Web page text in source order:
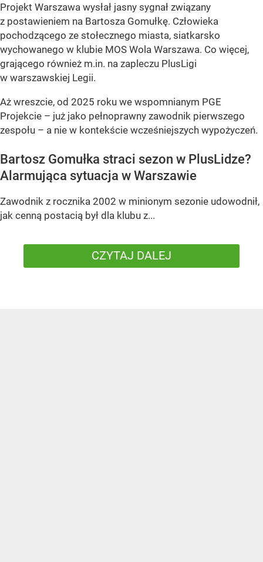
Projekt Warszawa wysłał jasny sygnał związany
z postawieniem na Bartosza Gomułkę. Człowieka
pochodzącego ze stołecznego miasta, siatkarsko
wychowanego w klubie MOS Wola Warszawa. Co więcej,
grającego również m.in. na zapleczu PlusLigi
w warszawskiej Legii.
Aż wreszcie, od 2025 roku we wspomnianym PGE
Projekcie – już jako pełnoprawny zawodnik pierwszego
zespołu – a nie w kontekście wcześniejszych wypożyczeń.
Bartosz Gomułka straci sezon w PlusLidze?
Alarmująca sytuacja w Warszawie
Zawodnik z rocznika 2002 w minionym sezonie udowodnił,
jak cenną postacią był dla klubu z...
CZYTAJ DALEJ